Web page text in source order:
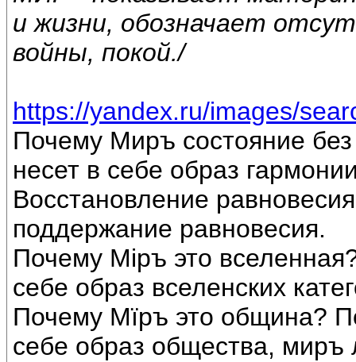
и жизни, обозначает
войны, покой./
https://yandex.ru/images/
Почему Миръ состояние
несет в себе образ
Восстановление
поддержание равновесия.
Почему Мiръ это
себе образ вселенских
Почему Мїръ это община?
себе образ общества, миръ